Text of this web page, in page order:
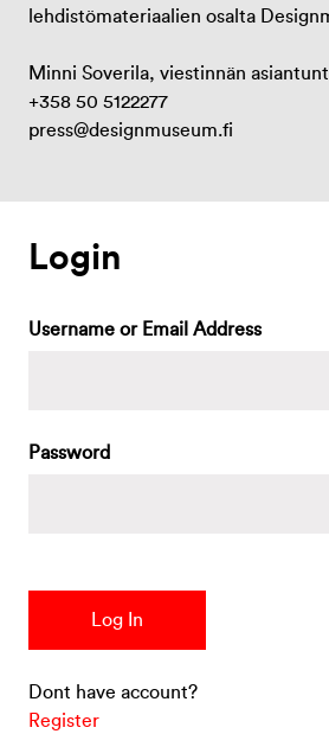
lehdistömateriaalien osalta
Minni Soverila, viestinnän
+358 50 5122277
press@designmuseum.fi
Login
Username or Email Address
Password
Dont have account?
Register